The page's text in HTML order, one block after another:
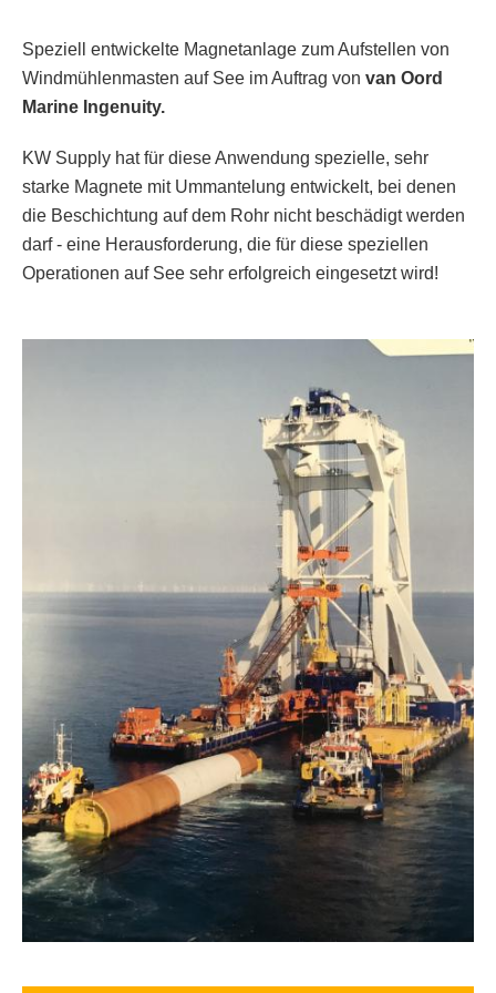
Speziell entwickelte Magnetanlage zum Aufstellen von
Windmühlenmasten auf See im Auftrag von van Oord
Marine Ingenuity.
KW Supply hat für diese Anwendung spezielle, sehr
starke Magnete mit Ummantelung entwickelt, bei denen
die Beschichtung auf dem Rohr nicht beschädigt werden
darf - eine Herausforderung, die für diese speziellen
Operationen auf See sehr erfolgreich eingesetzt wird!